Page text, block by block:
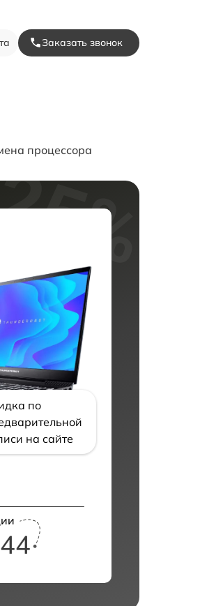
Заказать звонок
процессора
по
на сайте